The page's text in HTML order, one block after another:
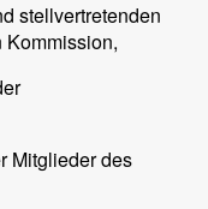
stellvertretenden
Mitglieder des